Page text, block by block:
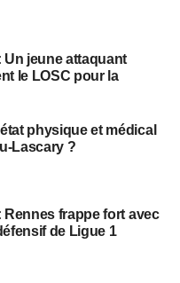
Un jeune attaquant
le LOSC pour la
physique et médical
Lascary ?
Rennes frappe fort avec
de Ligue 1